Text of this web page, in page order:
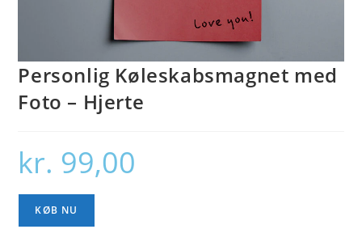
Personlig Køleskabsmagnet med
Foto – Hjerte
kr. 99,00
KØB NU